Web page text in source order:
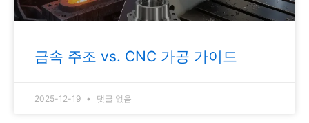
금속 주조 vs. CNC 가공 가이드
2025-12-19 댓글 없음